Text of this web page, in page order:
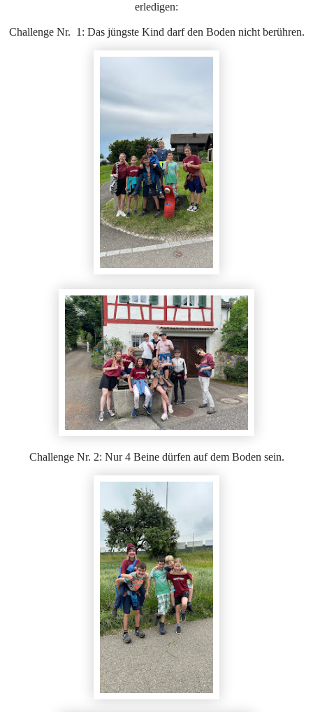
erledigen:
Challenge Nr. 1: Das jüngste Kind darf den Boden nicht berühren.
Challenge Nr. 2: Nur 4 Beine dürfen auf dem Boden sein.